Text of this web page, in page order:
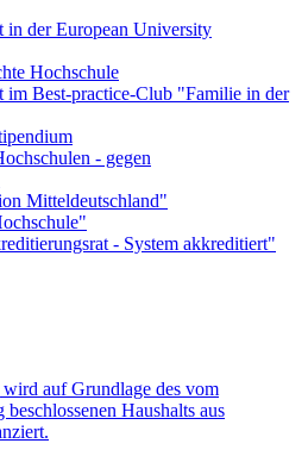
auf Grundlage des vom
beschlossenen Haushalts aus